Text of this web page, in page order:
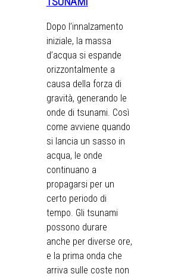
Dopo l’innalzamento
iniziale, la massa
d’acqua si espande
orizzontalmente a
causa della forza di
gravità, generando le
onde di tsunami. Così
come avviene quando
si lancia un sasso in
acqua, le onde
continuano a
propagarsi per un
certo periodo di
tempo. Gli tsunami
possono durare
anche per diverse ore,
e la prima onda che
arriva sulle coste non